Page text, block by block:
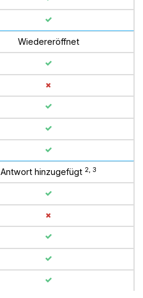
Wiedereröffnet
Antwort hinzugefügt 2, 3